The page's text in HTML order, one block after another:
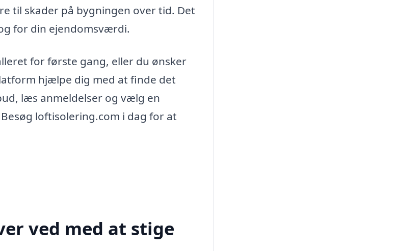
til skader på bygningen over tid. Det
for din ejendomsværdi.
for første gang, eller du ønsker
hjælpe dig med at finde det
læs anmeldelser og vælg en
loftisolering.com i dag for at
ved med at stige